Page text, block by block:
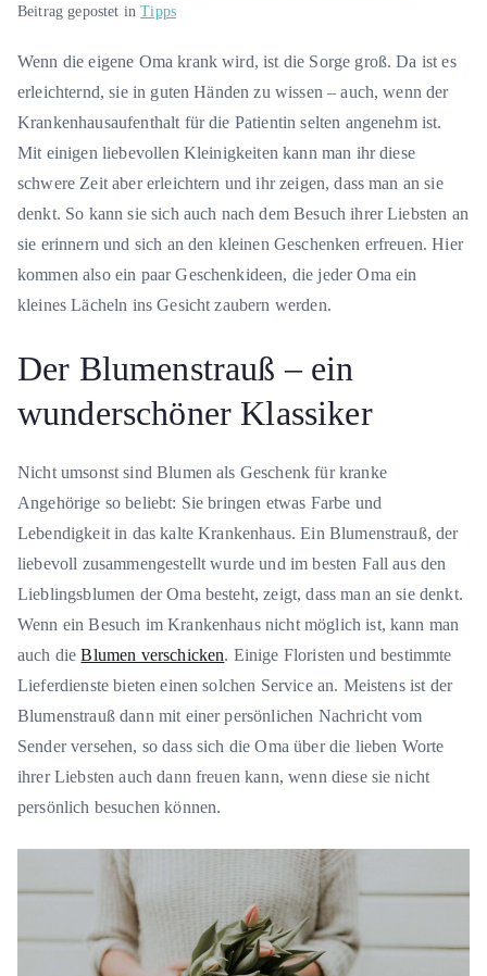
Beitrag gepostet inTipps
Wenn die eigene Oma krank wird, ist die Sorge groß. Da ist es
erleichternd, sie in guten Händen zu wissen – auch, wenn der
Krankenhausaufenthalt für die Patientin selten angenehm ist.
Mit einigen liebevollen Kleinigkeiten kann man ihr diese
schwere Zeit aber erleichtern und ihr zeigen, dass man an sie
denkt. So kann sie sich auch nach dem Besuch ihrer Liebsten an
sie erinnern und sich an den kleinen Geschenken erfreuen. Hier
kommen also ein paar Geschenkideen, die jeder Oma ein
kleines Lächeln ins Gesicht zaubern werden.
Der Blumenstrauß – ein
wunderschöner Klassiker
Nicht umsonst sind Blumen als Geschenk für kranke
Angehörige so beliebt: Sie bringen etwas Farbe und
Lebendigkeit in das kalte Krankenhaus. Ein Blumenstrauß, der
liebevoll zusammengestellt wurde und im besten Fall aus den
Lieblingsblumen der Oma besteht, zeigt, dass man an sie denkt.
Wenn ein Besuch im Krankenhaus nicht möglich ist, kann man
auch dieBlumen verschicken. Einige Floristen und bestimmte
Lieferdienste bieten einen solchen Service an. Meistens ist der
Blumenstrauß dann mit einer persönlichen Nachricht vom
Sender versehen, so dass sich die Oma über die lieben Worte
ihrer Liebsten auch dann freuen kann, wenn diese sie nicht
persönlich besuchen können.